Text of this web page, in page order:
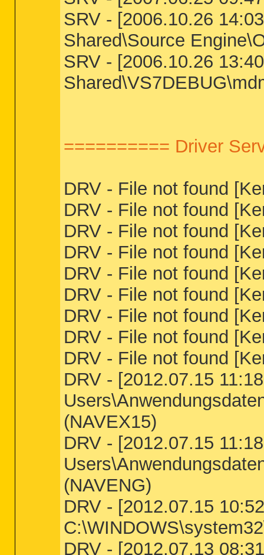
SRV - [2006.10.26
Shared\Source
SRV - [2006.10.26
========== Driver
DRV - File not found
DRV - File not found
DRV - File not found
DRV - File not found
DRV - File not found
DRV - File not found
DRV - File not found
DRV - File not found
DRV - File not found
DRV - [2012.07.15
(NAVEX15)
DRV - [2012.07.15
(NAVENG)
DRV - [2012.07.15
DRV - [2012.07.13